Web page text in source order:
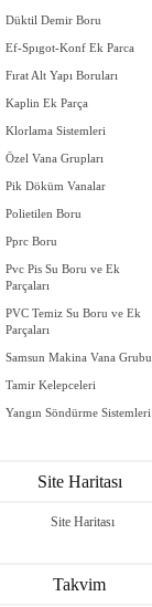
Düktil Demir Boru
Ef-Spıgot-Konf Ek Parca
Fırat Alt Yapı Boruları
Kaplin Ek Parça
Klorlama Sistemleri
Özel Vana Grupları
Pik Döküm Vanalar
Polietilen Boru
Pprc Boru
Pvc Pis Su Boru ve Ek
Parçaları
PVC Temiz Su Boru ve Ek
Parçaları
Samsun Makina Vana Grubu
Tamir Kelepceleri
Yangın Söndürme Sistemleri
Site Haritası
Site Haritası
Takvim